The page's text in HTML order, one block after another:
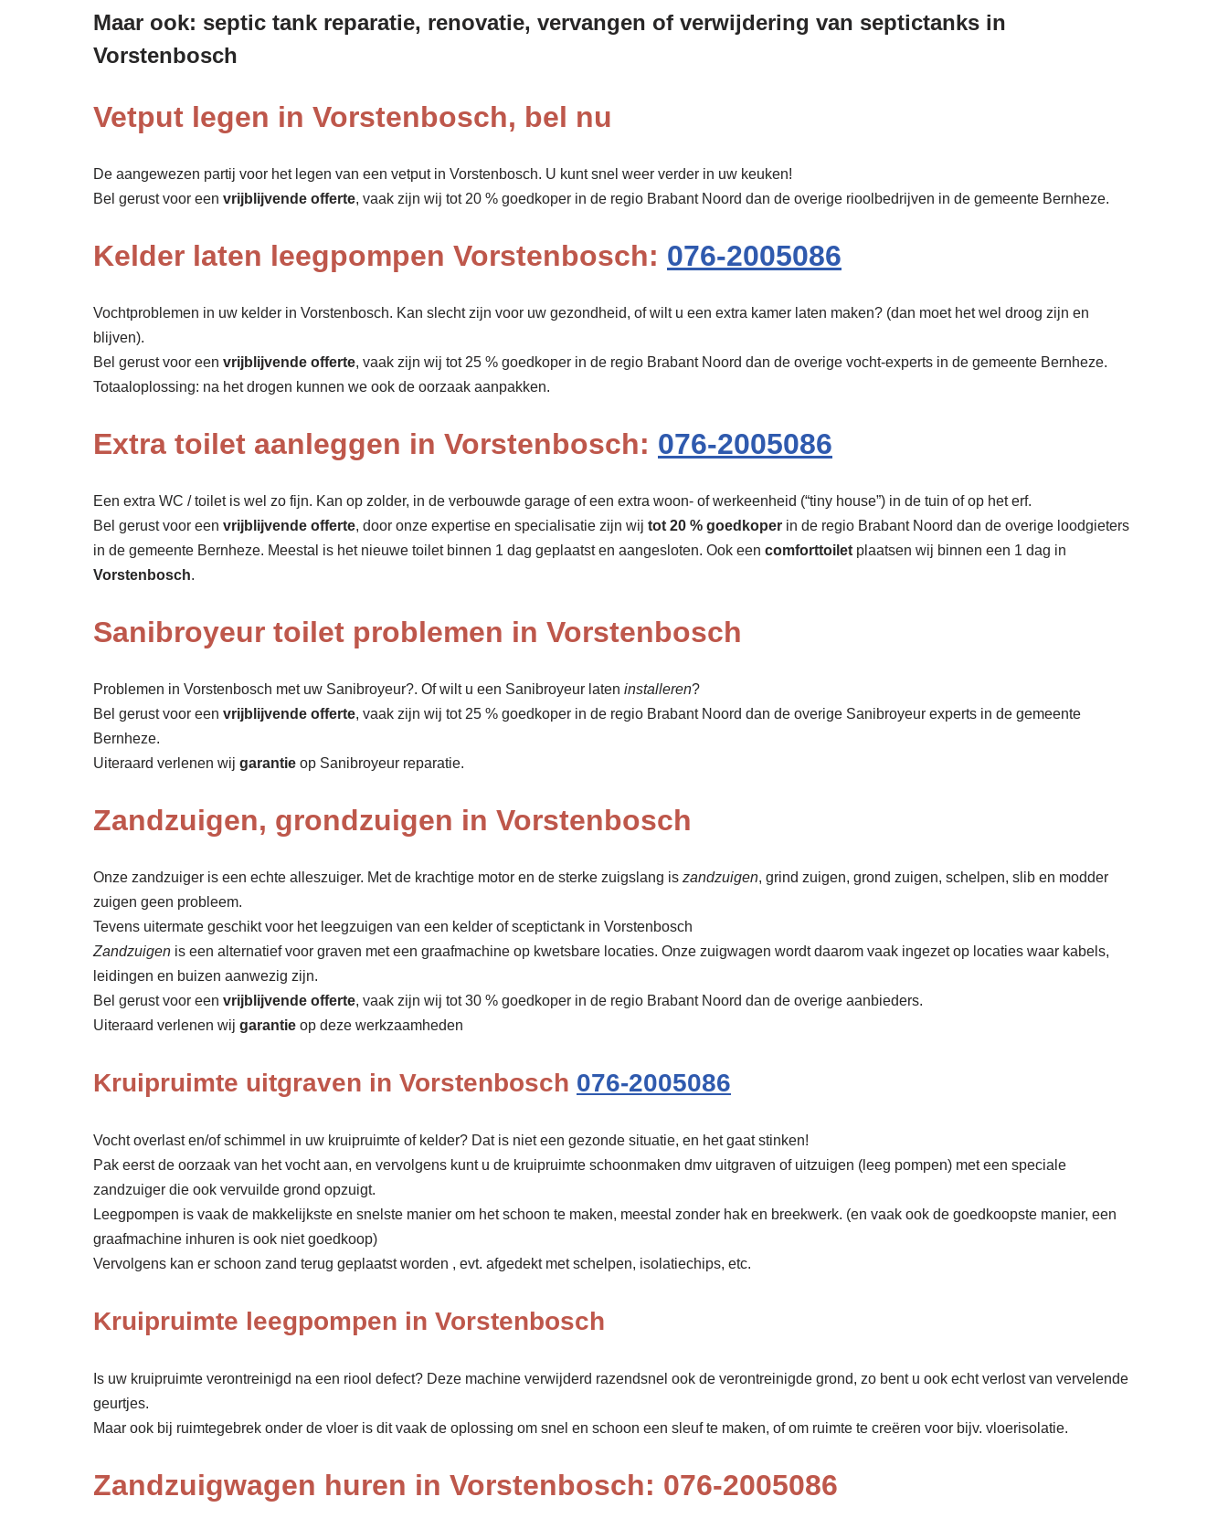
Maar ook: septic tank reparatie, renovatie, vervangen of verwijdering van septictanks in
Vorstenbosch
Vetput legen in Vorstenbosch, bel nu
De aangewezen partij voor het legen van een vetput in Vorstenbosch. U kunt snel weer verder in uw keuken!
Bel gerust voor een vrijblijvende offerte, vaak zijn wij tot 20 % goedkoper in de regio Brabant Noord dan de overige rioolbedrijven in de gemeente Bernheze.
Kelder laten leegpompen Vorstenbosch: 076-2005086
Vochtproblemen in uw kelder in Vorstenbosch. Kan slecht zijn voor uw gezondheid, of wilt u een extra kamer laten maken? (dan moet het wel droog zijn en
blijven).
Bel gerust voor een vrijblijvende offerte, vaak zijn wij tot 25 % goedkoper in de regio Brabant Noord dan de overige vocht-experts in de gemeente Bernheze.
Totaaloplossing: na het drogen kunnen we ook de oorzaak aanpakken.
Extra toilet aanleggen in Vorstenbosch: 076-2005086
Een extra WC / toilet is wel zo fijn. Kan op zolder, in de verbouwde garage of een extra woon- of werkeenheid (“tiny house”) in de tuin of op het erf.
Bel gerust voor een vrijblijvende offerte, door onze expertise en specialisatie zijn wij tot 20 % goedkoper in de regio Brabant Noord dan de overige loodgieters
in de gemeente Bernheze. Meestal is het nieuwe toilet binnen 1 dag geplaatst en aangesloten. Ook een comforttoilet plaatsen wij binnen een 1 dag in
Vorstenbosch.
Sanibroyeur toilet problemen in Vorstenbosch
Problemen in Vorstenbosch met uw Sanibroyeur?. Of wilt u een Sanibroyeur laten installeren?
Bel gerust voor een vrijblijvende offerte, vaak zijn wij tot 25 % goedkoper in de regio Brabant Noord dan de overige Sanibroyeur experts in de gemeente
Bernheze.
Uiteraard verlenen wij garantie op Sanibroyeur reparatie.
Zandzuigen, grondzuigen in Vorstenbosch
Onze zandzuiger is een echte alleszuiger. Met de krachtige motor en de sterke zuigslang is zandzuigen, grind zuigen, grond zuigen, schelpen, slib en modder
zuigen geen probleem.
Tevens uitermate geschikt voor het leegzuigen van een kelder of sceptictank in Vorstenbosch
Zandzuigen is een alternatief voor graven met een graafmachine op kwetsbare locaties. Onze zuigwagen wordt daarom vaak ingezet op locaties waar kabels,
leidingen en buizen aanwezig zijn.
Bel gerust voor een vrijblijvende offerte, vaak zijn wij tot 30 % goedkoper in de regio Brabant Noord dan de overige aanbieders.
Uiteraard verlenen wij garantie op deze werkzaamheden
Kruipruimte uitgraven in Vorstenbosch 076-2005086
Vocht overlast en/of schimmel in uw kruipruimte of kelder? Dat is niet een gezonde situatie, en het gaat stinken!
Pak eerst de oorzaak van het vocht aan, en vervolgens kunt u de kruipruimte schoonmaken dmv uitgraven of uitzuigen (leeg pompen) met een speciale
zandzuiger die ook vervuilde grond opzuigt.
Leegpompen is vaak de makkelijkste en snelste manier om het schoon te maken, meestal zonder hak en breekwerk. (en vaak ook de goedkoopste manier, een
graafmachine inhuren is ook niet goedkoop)
Vervolgens kan er schoon zand terug geplaatst worden , evt. afgedekt met schelpen, isolatiechips, etc.
Kruipruimte leegpompen in Vorstenbosch
Is uw kruipruimte verontreinigd na een riool defect? Deze machine verwijderd razendsnel ook de verontreinigde grond, zo bent u ook echt verlost van vervelende
geurtjes.
Maar ook bij ruimtegebrek onder de vloer is dit vaak de oplossing om snel en schoon een sleuf te maken, of om ruimte te creëren voor bijv. vloerisolatie.
Zandzuigwagen huren in Vorstenbosch: 076-2005086